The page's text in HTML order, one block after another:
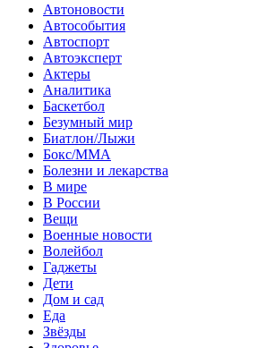
Автоновости
Автособытия
Автоспорт
Автоэксперт
Актеры
Аналитика
Баскетбол
Безумный мир
Биатлон/Лыжи
Бокс/MMA
Болезни и лекарства
В мире
В России
Вещи
Военные новости
Волейбол
Гаджеты
Дети
Дом и сад
Еда
Звёзды